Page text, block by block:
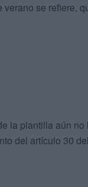
se refiere,
la plantilla aún
del artículo 30